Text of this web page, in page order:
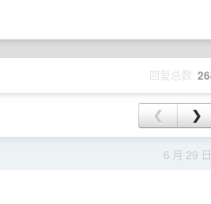
回复总数
❮ ❯
6 月 29 日